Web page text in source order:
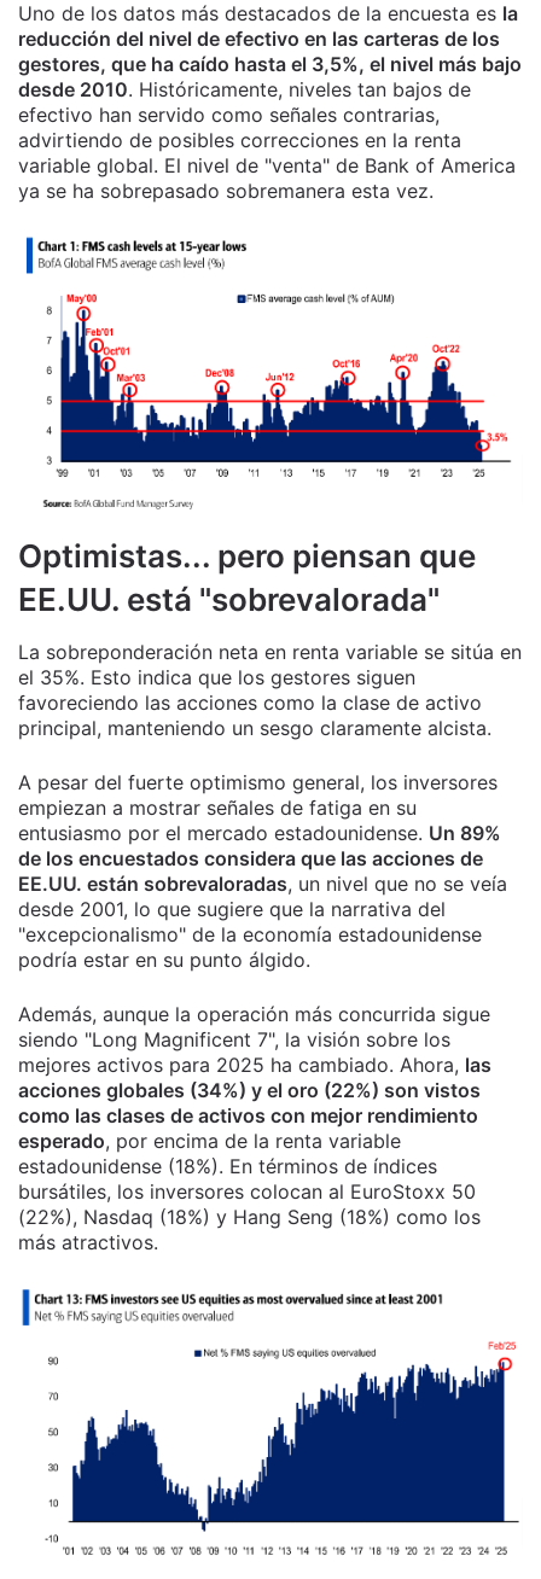
Uno de los datos más destacados de la encuesta es la
reducción del nivel de efectivo en las carteras de los
gestores, que ha caído hasta el 3,5%, el nivel más bajo
desde 2010. Históricamente, niveles tan bajos de
efectivo han servido como señales contrarias,
advirtiendo de posibles correcciones en la renta
variable global. El nivel de "venta" de Bank of America
ya se ha sobrepasado sobremanera esta vez.
Optimistas... pero piensan que
EE.UU. está "sobrevalorada"
La sobreponderación neta en renta variable se sitúa en
el 35%. Esto indica que los gestores siguen
favoreciendo las acciones como la clase de activo
principal, manteniendo un sesgo claramente alcista.
A pesar del fuerte optimismo general, los inversores
empiezan a mostrar señales de fatiga en su
entusiasmo por el mercado estadounidense. Un 89%
de los encuestados considera que las acciones de
EE.UU. están sobrevaloradas, un nivel que no se veía
desde 2001, lo que sugiere que la narrativa del
"excepcionalismo" de la economía estadounidense
podría estar en su punto álgido.
Además, aunque la operación más concurrida sigue
siendo "Long Magnificent 7", la visión sobre los
mejores activos para 2025 ha cambiado. Ahora, las
acciones globales (34%) y el oro (22%) son vistos
como las clases de activos con mejor rendimiento
esperado, por encima de la renta variable
estadounidense (18%). En términos de índices
bursátiles, los inversores colocan al EuroStoxx 50
(22%), Nasdaq (18%) y Hang Seng (18%) como los
más atractivos.